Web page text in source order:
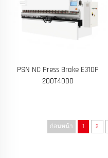
PSN NC Press Brake E310P
200T4000
ก่อนหน้า 1 2